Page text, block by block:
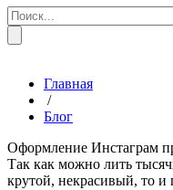
Главная
/
Блог
Оформление Инстаграм
Так как можно лить
крутой, некрасивый, то и